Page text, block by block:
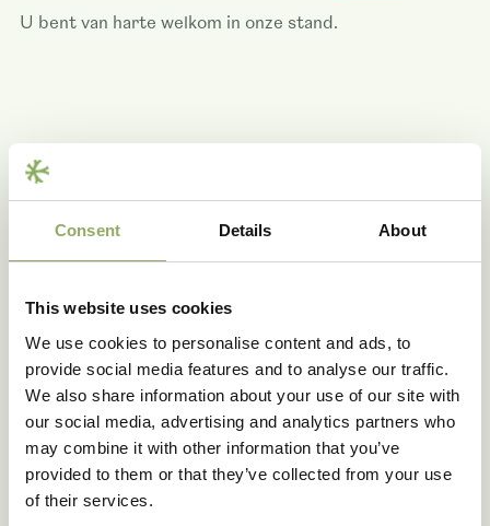
Consent Details About
This website uses cookies
We use cookies to personalise content and ads, to
provide social media features and to analyse our traffic.
We also share information about your use of our site with
our social media, advertising and analytics partners who
may combine it with other information that you’ve
provided to them or that they’ve collected from your use
of their services.
U bent van harte welkom in onze stand.
Delen
Ook blooming
happinews ontvangen?